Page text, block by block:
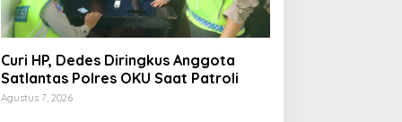
Curi HP, Dedes Diringkus Anggota
Satlantas Polres OKU Saat Patroli
Agustus 7, 2026